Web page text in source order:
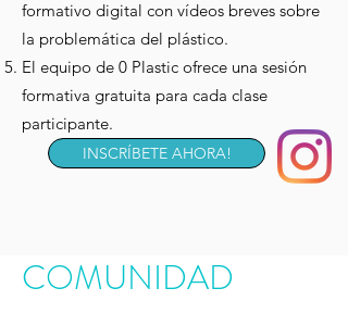
formativo digital con vídeos breves sobre
la problemática del plástico.
El equipo de 0 Plastic ofrece una sesión
formativa gratuita para cada clase
participante.
INSCRÍBETE AHORA!
COMUNIDAD